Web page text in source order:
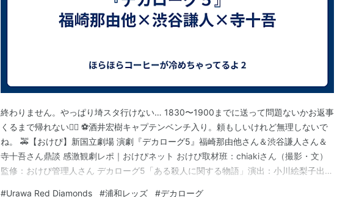
終わりません。やっぱり埼スタ行けない… 1830〜1900までに送って問題ないかお返事
くるまで帰れない😮‍💨 ⚽️酒井宏樹キャプテンベンチ入り。頼もしいけれど無理しないで
ね。 🚕【おけぴ】新国立劇場 演劇『デカローグ5』福崎那由他さん＆渋谷謙人さん＆
寺十吾さん鼎談 感激観劇レポ｜おけぴネット おけぴ取材班：chiakiさん（撮影・文）
監修：おけぴ管理人さん デカローグ5「ある殺人に関する物語」演出：小川絵梨子出
#Urawa Red Diamonds #浦和レッズ #デカローグ